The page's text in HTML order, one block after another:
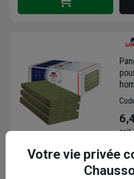
-
soit
Choisir une agence pour vérifier le
Trouver du stock en agence
Votre vie privée